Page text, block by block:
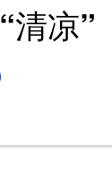
清凉”